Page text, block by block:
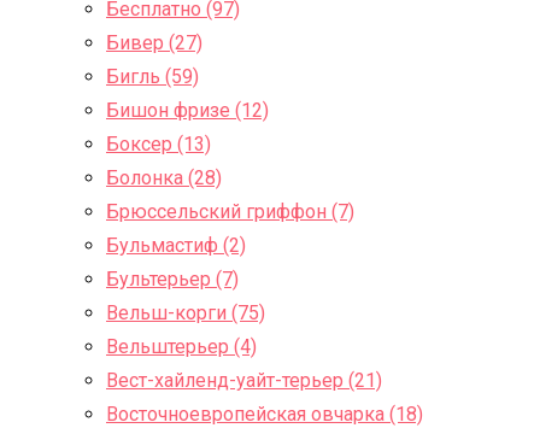
Бесплатно (97)
Бивер (27)
Бигль (59)
Бишон фризе (12)
Боксер (13)
Болонка (28)
Брюссельский гриффон (7)
Бульмастиф (2)
Бультерьер (7)
Вельш-корги (75)
Вельштерьер (4)
Вест-хайленд-уайт-терьер (21)
Восточноевропейская овчарка (18)